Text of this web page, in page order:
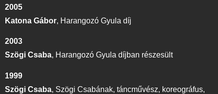
2005
Katona Gábor, Harangozó Gyula díj
2003
Szögi Csaba, Harangozó Gyula díjban részesült
1999
Szögi Csaba, Szögi Csabának, táncművész, koreográfus,